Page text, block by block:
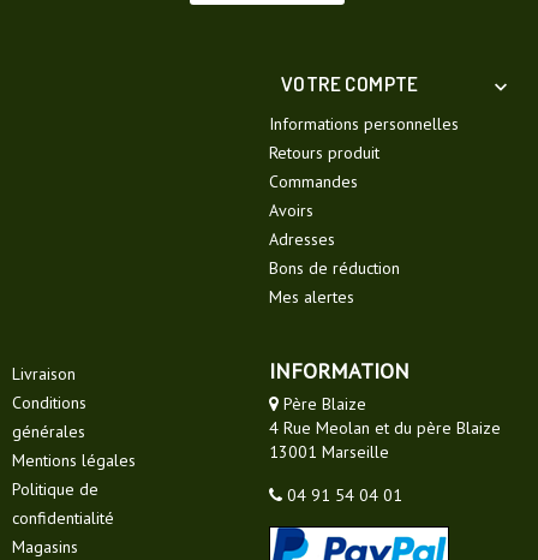
VOTRE COMPTE 
Informations personnelles
Retours produit
Commandes
Avoirs
Adresses
Bons de réduction
Mes alertes
Livraison
Conditions
générales
Mentions légales
Politique de
confidentialité
Magasins
INFORMATION
Père Blaize
4 Rue Meolan et du père Blaize
13001 Marseille
04 91 54 04 01